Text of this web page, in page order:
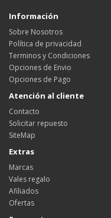
Información
Sobre Nosotros
Política de privacidad
Terminos y Condiciones
Opciones de Envio
Opciones de Pago
Atención al cliente
Contacto
Solicitar repuesto
SiteMap
Extras
Marcas
Vales regalo
Afiliados
Ofertas